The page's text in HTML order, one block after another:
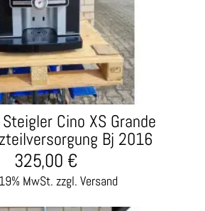
Cino XS Grande
Bj 2016
MwSt. zzgl. Versand
325,00 €